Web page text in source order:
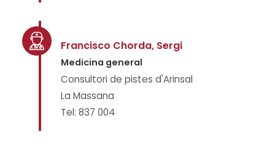
Francisco Chorda, Sergi
Medicina general
Consultori de pistes d'Arinsal
La Massana
Tel: 837 004